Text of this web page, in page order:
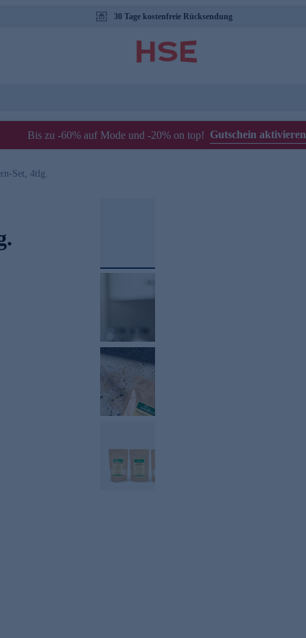
30 Tage kostenfreie Rücksendung
Bis zu -60% auf Mode und -20% on top! Gutschein aktivieren
Set, 4tlg.